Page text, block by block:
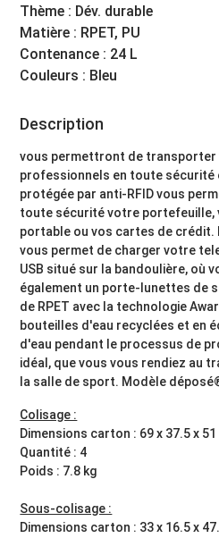
Thème : Dév. durable
Matière : RPET, PU
Contenance : 24 L
Couleurs : Bleu
Description
vous permettront de transporter
professionnels en toute sécurité
protégée par anti-RFID vous
toute sécurité votre portefeuille,
portable ou vos cartes de crédit.
vous permet de charger votre
USB situé sur la bandoulière, où
également un porte-lunettes de
de RPET avec la technologie
bouteilles d'eau recyclées et en
d'eau pendant le processus de
idéal, que vous vous rendiez au
la salle de sport. Modèle
Colisage :
Dimensions carton : 69 x 37.5 x 51
Quantité : 4
Poids : 7.8 kg
Sous-colisage :
Dimensions carton : 33 x 16.5 x